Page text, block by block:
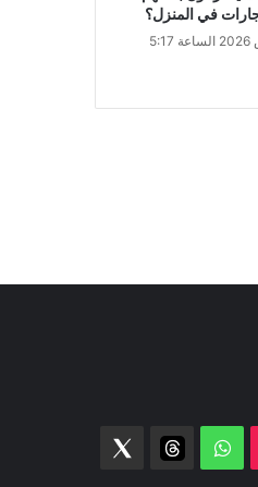
في المنزل؟
الجمعة 7 أغسطس 2026 الساعة 5:17
‫TikTok واتساب threads